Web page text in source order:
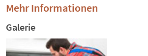
Mehr Informationen
Galerie